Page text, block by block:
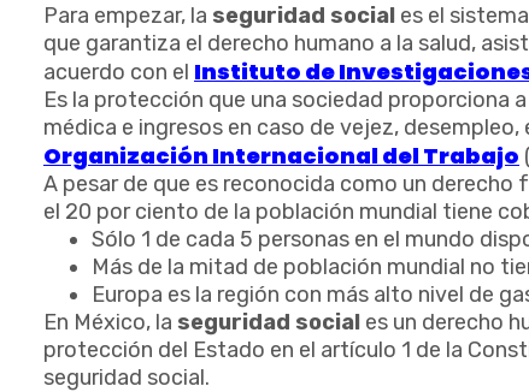
Para empezar, la seguridad social es el
que garantiza el derecho humano a la salud,
acuerdo con el Instituto de
Es la protección que una sociedad proporciona
médica e ingresos en caso de vejez,
Organización Internacional del Trabajo
A pesar de que es reconocida como un derecho
el 20 por ciento de la población mundial tiene
Sólo 1 de cada 5 personas en el mundo
Más de la mitad de población mundial no
Europa es la región con más alto nivel de
En México, la seguridad social es un derecho
protección del Estado en el artículo 1 de la
seguridad social.